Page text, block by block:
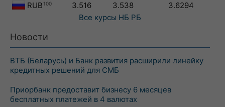
RUB 100 3.516 3.538
3.6294
Все курсы НБ РБ
Новости
ВТБ (Беларусь) и Банк развития расширили линейку
кредитных решений для СМБ
Приорбанк предоставит бизнесу 6 месяцев
бесплатных платежей в 4 валютах